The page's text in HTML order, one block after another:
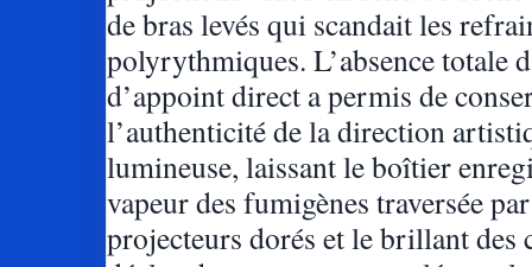
de bras levés qui scandait les
polyrythmiques. L’absence totale
d’appoint direct a permis de
l’authenticité de la direction
lumineuse, laissant le boîtier
vapeur des fumigènes traversée
projecteurs dorés et le brillant des